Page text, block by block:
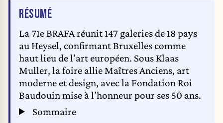
RÉSUMÉDE L'ARTICLE
La 71e BRAFA réunit 147 galeries de 18 pays
au Heysel, confirmant Bruxelles comme
haut lieu de l’art européen. Sous Klaas
Muller, la foire allie Maîtres Anciens, art
moderne et design, avec la Fondation Roi
Baudouin mise à l’honneur pour ses 50 ans.
Sommaire